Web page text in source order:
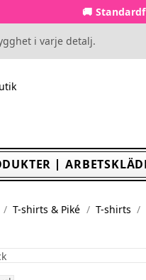
🚚
i varje detalj.
T-shirts & Piké T-shirts